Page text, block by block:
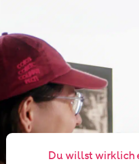
Du willst wirklich